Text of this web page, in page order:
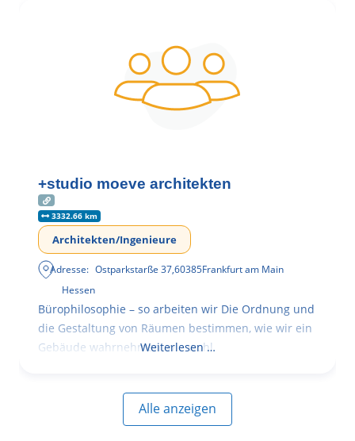
+studio moeve architekten
3332.66 km
Architekten/Ingenieure
Adresse: Ostparkstarße 37,60385Frankfurt am Main
Hessen
Bürophilosophie – so arbeiten wir Die Ordnung und
die Gestaltung von Räumen bestimmen, wie wir ein
Gebäude wahrnehmen, wie wohl
Weiterlesen …
Alle anzeigen